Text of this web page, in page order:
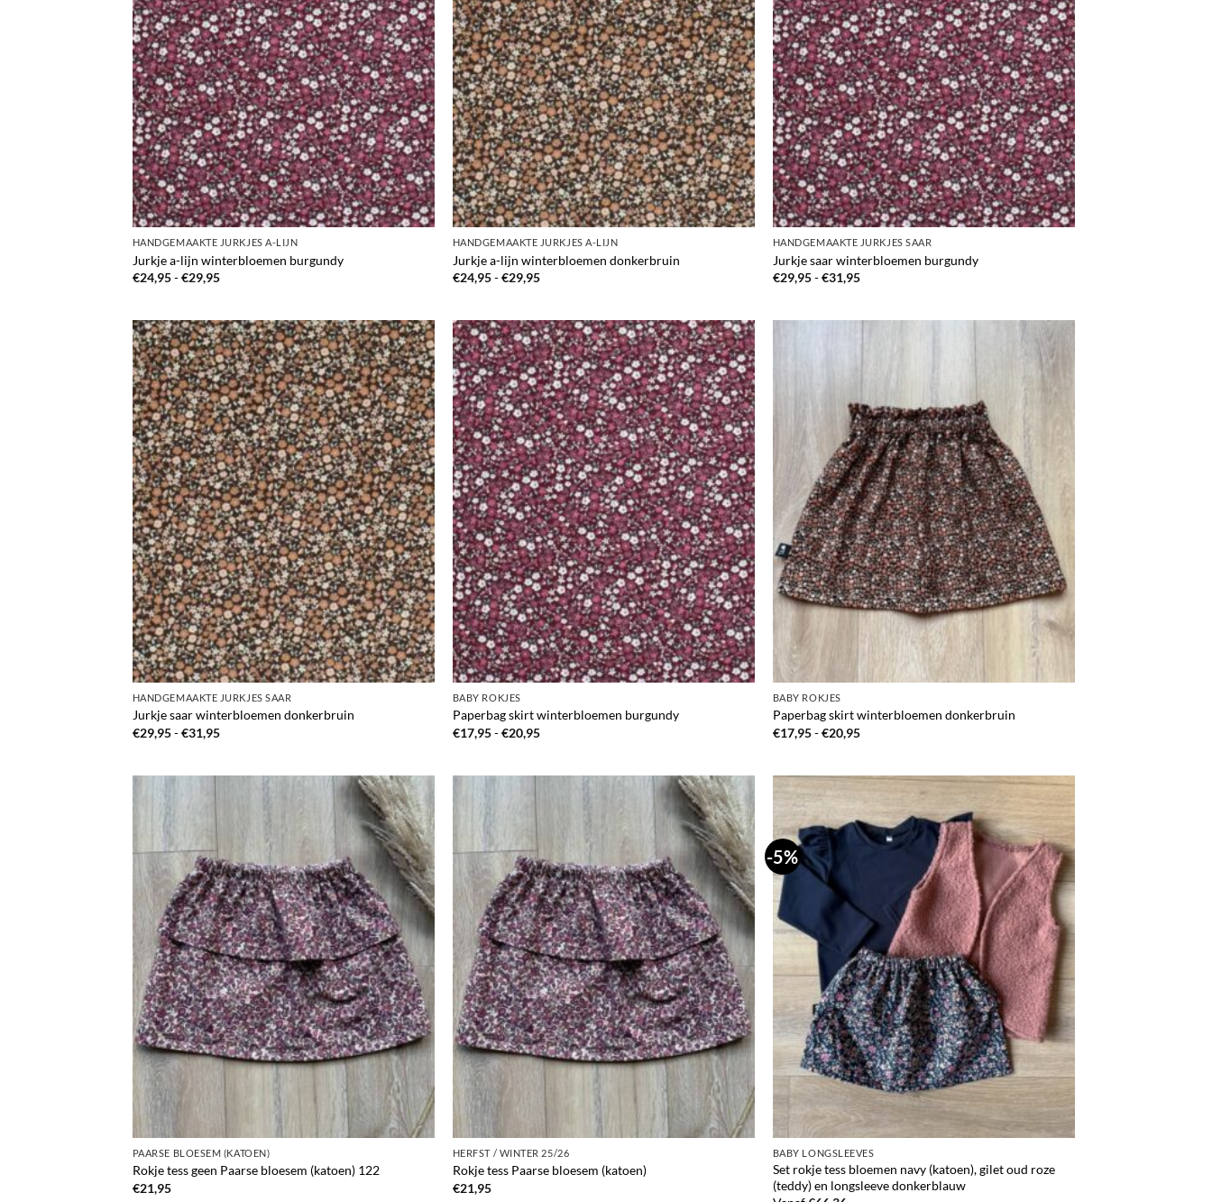
HANDGEMAAKTE JURKJES A-LIJN
Jurkje a-lijn winterbloemen burgundy
€24,95-€29,95Prijsklasse:
HANDGEMAAKTE JURKJES A-LIJN
Jurkje a-lijn winterbloemen donkerbruin
€24,95-€29,95Prijsklasse:
HANDGEMAAKTE JURKJES SAAR
Jurkje saar winterbloemen burgundy
€29,95-€31,95Prijsklasse:
HANDGEMAAKTE JURKJES SAAR
Jurkje saar winterbloemen donkerbruin
€29,95-€31,95Prijsklasse:
BABY ROKJES
Paperbag skirt winterbloemen burgundy
€17,95-€20,95Prijsklasse:
BABY ROKJES
Paperbag skirt winterbloemen donkerbruin
€17,95-€20,95Prijsklasse:
PAARSE BLOESEM (KATOEN)
Rokje tess geen Paarse bloesem (katoen) 122
€21,95
HERFST / WINTER 25/26
Rokje tess Paarse bloesem (katoen)
€21,95
-5%
BABY LONGSLEEVES
Set rokje tess bloemen navy (katoen), gilet oud roze
(teddy) en longsleeve donkerblauw